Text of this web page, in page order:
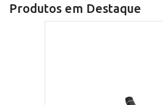
Produtos em Destaque